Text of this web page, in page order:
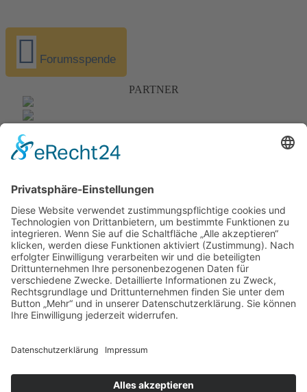
Forumsspende
PARTNER
Anmelden
Benutzername:
Passwort:
Ich habe mein Passwort vergessen
Angemeldet bleiben
Meinen Online-Status während dieser Sitzung